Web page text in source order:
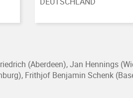
(Aberdeen), Jan Hennings
Frithjof Benjamin Schenk